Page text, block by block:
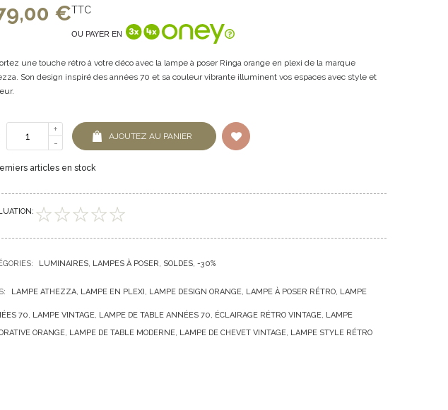
€TTC
OU PAYER EN
une touche rétro à votre déco avec la lampe à poser Ringa orange en plexi de la marque
Son design inspiré des années 70 et sa couleur vibrante illuminent vos espaces avec style et
AJOUTEZ AU PANIER
articles en stock
LUMINAIRES LAMPES À POSER SOLDES -30%
LAMPE ATHEZZA LAMPE EN PLEXI LAMPE DESIGN ORANGE LAMPE À POSER RÉTRO LAMPE
70 LAMPE VINTAGE LAMPE DE TABLE ANNÉES 70 ÉCLAIRAGE RÉTRO VINTAGE LAMPE
ORANGE LAMPE DE TABLE MODERNE LAMPE DE CHEVET VINTAGE LAMPE STYLE RÉTRO